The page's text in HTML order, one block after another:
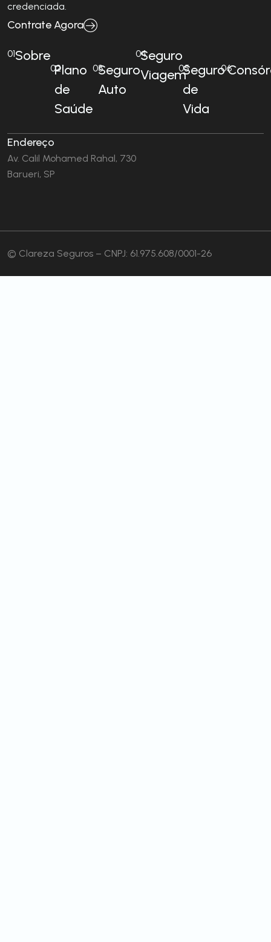
credenciada.
Contrate Agora
01Sobre
02Plano
de
Saúde
03Seguro
Auto
04Seguro
Viagem
05Seguro
de
Vida
06
Endereço
Av. Calil Mohamed Rahal, 730
Barueri, SP
© Clareza Seguros – CNPJ: 61.975.608/0001-26